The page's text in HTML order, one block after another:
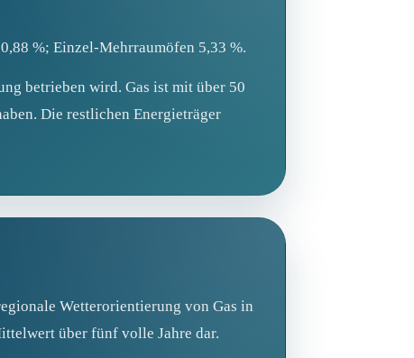
%; Einzel‑Mehrraumöfen 5,33 %.
betrieben wird. Gas ist mit über 50
Die restlichen Energieträger
Wetterorientierung von Gas in
über fünf volle Jahre dar.